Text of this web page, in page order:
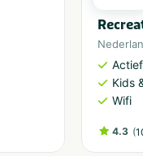
Kids
Wifi
4.3 (